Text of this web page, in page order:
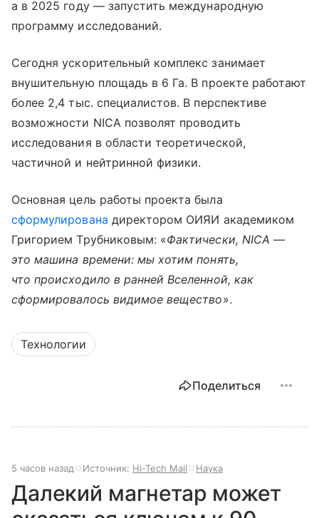
а в 2025 году — запустить международную
программу исследований.
Сегодня ускорительный комплекс занимает
внушительную площадь в 6 Га. В проекте работают
более 2,4 тыс. специалистов. В перспективе
возможности NICA позволят проводить
исследования в области теоретической,
частичной и нейтринной физики.
Основная цель работы проекта была
сформулирована директором ОИЯИ академиком
Григорием Трубниковым: «Фактически, NICA ―
это машина времени: мы хотим понять,
что происходило в ранней Вселенной, как
сформировалось видимое вещество».
Технологии
Поделиться
5 часов назад Источник: Hi-Tech Mail Наука
Далекий магнетар может